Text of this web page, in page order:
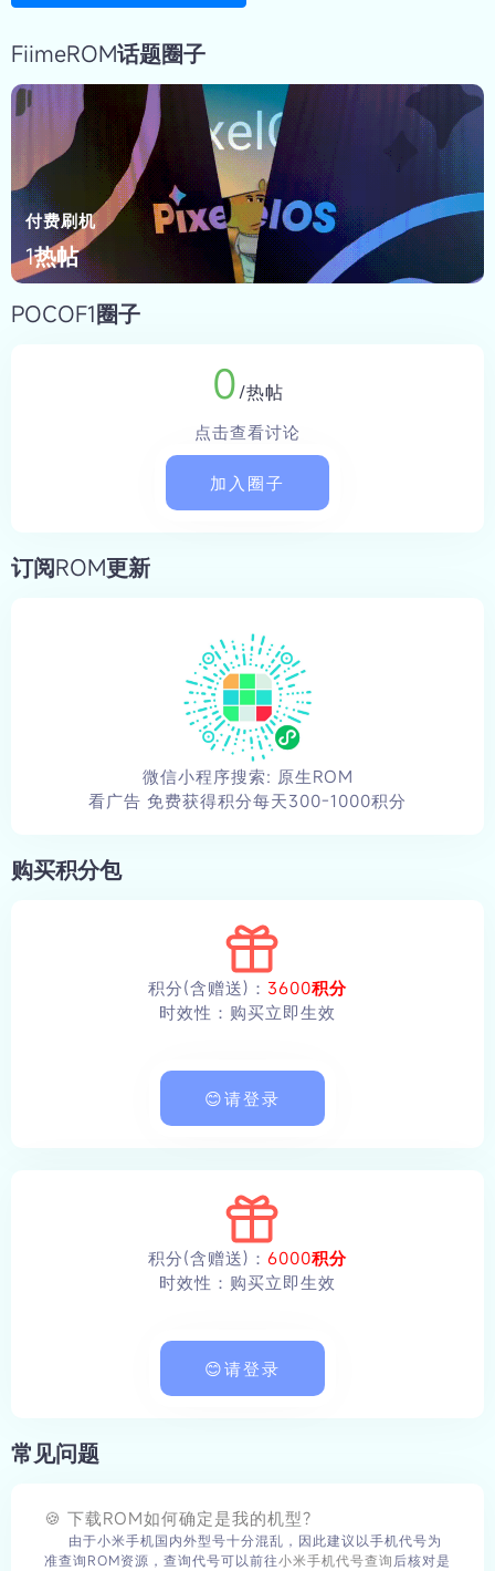
FiimeROM话题圈子
付费刷机
1热帖
POCOF1圈子
0/热帖
点击查看讨论
加入圈子
订阅ROM更新
微信小程序搜索: 原生ROM
看广告 免费获得积分每天300-1000积分
购买积分包
积分(含赠送)： 3600积分
时效性：购买立即生效
😊请登录
积分(含赠送)： 6000积分
时效性：购买立即生效
😊请登录
常见问题
🍪 下载ROM如何确定是我的机型?
由于小米手机国内外型号十分混乱，因此建议以手机代号为
准查询ROM资源，查询代号可以前往小米手机代号查询 后核对是